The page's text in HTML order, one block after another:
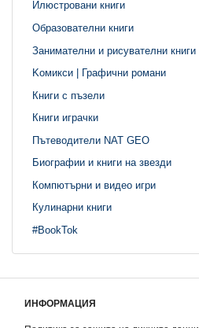
Илюстровани книги
Образователни книги
Занимателни и рисувателни книги
Kомикси | Графични романи
Книги с пъзели
Книги играчки
Пътеводители NAT GEO
Биографии и книги на звезди
Компютърни и видео игри
Кулинарни книги
#BookTok
ИНФОРМАЦИЯ